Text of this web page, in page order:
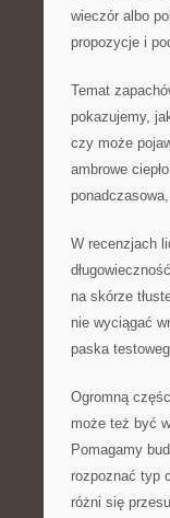
wieczór albo
propozycje i
Temat
pokazujemy,
czy może
ambrowe
W recenzjach
na skórze
nie wyciągać
paska
Ogromną
może też być
Pomagamy
rozpoznać typ
różni się